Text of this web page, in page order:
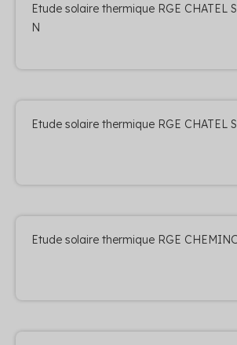
Etude solaire thermique RGE CHATEL
N
Etude solaire thermique RGE CHATEL
Etude solaire thermique RGE